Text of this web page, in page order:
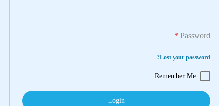
Password
*
Lost your password?
Remember Me
Login